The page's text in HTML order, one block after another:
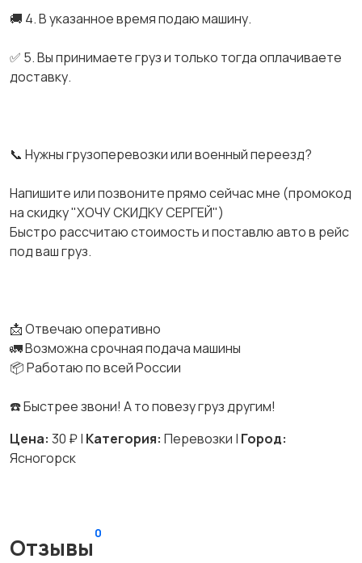
🚚 4. В указанное время подаю машину.
✅ 5. Вы принимаете груз и только тогда оплачиваете
доставку.
📞 Нужны грузоперевозки или военный переезд?
Напишите или позвоните прямо сейчас мне (промокод
на скидку "ХОЧУ СКИДКУ СЕРГЕЙ")
Быстро рассчитаю стоимость и поставлю авто в рейс
под ваш груз.
📩 Отвечаю оперативно
🚛 Возможна срочная подача машины
📦 Работаю по всей России
☎️ Быстрее звони! А то повезу груз другим!
Цена: 30 ₽ | Категория: Перевозки | Город:
Ясногорск
Отзывы
0